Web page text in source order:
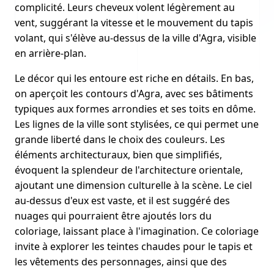
complicité. Leurs cheveux volent légèrement au
vent, suggérant la vitesse et le mouvement du tapis
volant, qui s'élève au-dessus de la ville d'Agra, visible
en arrière-plan.
Le décor qui les entoure est riche en détails. En bas,
on aperçoit les contours d'Agra, avec ses bâtiments
typiques aux formes arrondies et ses toits en dôme.
Les lignes de la ville sont stylisées, ce qui permet une
grande liberté dans le choix des couleurs. Les
éléments architecturaux, bien que simplifiés,
évoquent la splendeur de l'architecture orientale,
ajoutant une dimension culturelle à la scène. Le ciel
au-dessus d'eux est vaste, et il est suggéré des
nuages qui pourraient être ajoutés lors du
coloriage, laissant place à l'imagination. Ce coloriage
invite à explorer les teintes chaudes pour le tapis et
les vêtements des personnages, ainsi que des